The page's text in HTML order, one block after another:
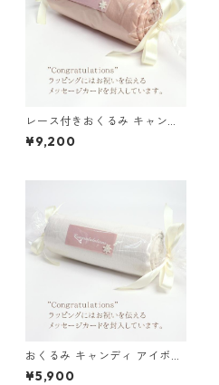
レース付きおくるみ キャンデ
ィ アイボリー
¥9,200
おくるみ キャンディ アイボリ
ー
¥5,900